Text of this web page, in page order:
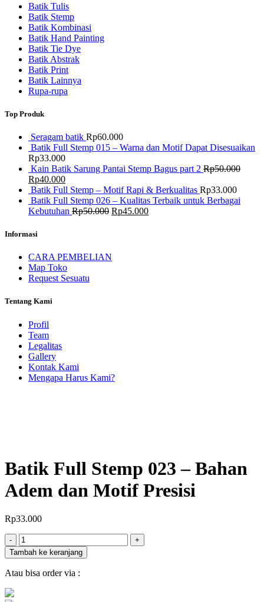
Batik Tulis
Batik Stemp
Batik Kombinasi
Batik Hand Painting
Batik Tie Dye
Batik Abstrak
Batik Print
Batik Lainnya
Rupa-rupa
Top Produk
Seragam batik Rp60.000
Batik Full Stemp 015 – Warna dan Motif Dapat Disesuaikan
Rp33.000
Kain Batik Sarung Pantai Stemp Bagus part 2 Rp50.000
Harga
aslinya
adalah:
Rp50.000.
Rp40.000Harga
saat
ini
adalah:
Batik Full Stemp – Motif Rapi & Berkualitas Rp33.000
Batik Full Stemp 026 – Kualitas Terbaik untuk Berbagai
Kebutuhan Rp50.000 Harga
Rp45.000Harga
Informasi
CARA PEMBELIAN
Map Toko
Request Sesuatu
Tentang Kami
Profil
Team
Legalitas
Gallery
Kontak Kami
Mengapa Harus Kami?
Batik Full Stemp 023 – Bahan
Adem dan Motif Presisi
Rp33.000
- Jumlah
+
Tambah ke keranjang
Atau bisa order via :